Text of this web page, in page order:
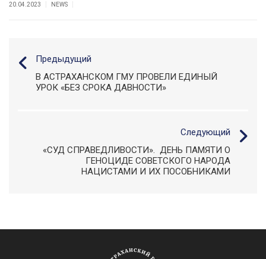
20.04.2023 NEWS
Предыдущий
В АСТРАХАНСКОМ ГМУ ПРОВЕЛИ ЕДИНЫЙ
УРОК «БЕЗ СРОКА ДАВНОСТИ»
Следующий
«СУД СПРАВЕДЛИВОСТИ». ДЕНЬ ПАМЯТИ О
ГЕНОЦИДЕ СОВЕТСКОГО НАРОДА
НАЦИСТАМИ И ИХ ПОСОБНИКАМИ